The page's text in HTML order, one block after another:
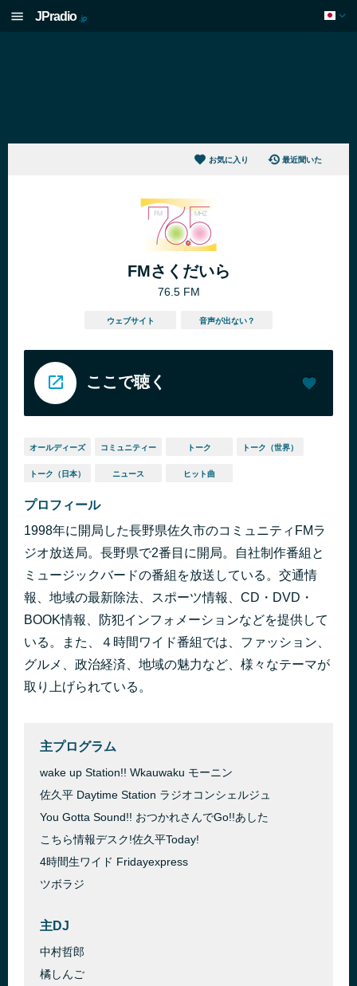
JPradio .jp
お気に入り 最近聞いた
FMさくだいら
76.5 FM
ウェブサイト 音声が出ない？
ここで聴く
オールディーズ コミュニティー トーク トーク（世界）
トーク（日本） ニュース ヒット曲
プロフィール
1998年に開局した長野県佐久市のコミュニティFMラ
ジオ放送局。長野県で2番目に開局。自社制作番組と
ミュージックバードの番組を放送している。交通情
報、地域の最新除法、スポーツ情報、CD・DVD・
BOOK情報、防犯インフォメーションなどを提供して
いる。また、４時間ワイド番組では、ファッション、
グルメ、政治経済、地域の魅力など、様々なテーマが
取り上げられている。
主プログラム
wake up Station!! Wkauwaku モーニン
佐久平 Daytime Station ラジオコンシェルジュ
You Gotta Sound!! おつかれさんでGo!!あした
こちら情報デスク!佐久平Today!
4時間生ワイド Fridayexpress
ツボラジ
主DJ
中村哲郎
橘しんご